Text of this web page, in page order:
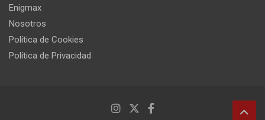
Enigmax
Nosotros
Política de Cookies
Política de Privacidad